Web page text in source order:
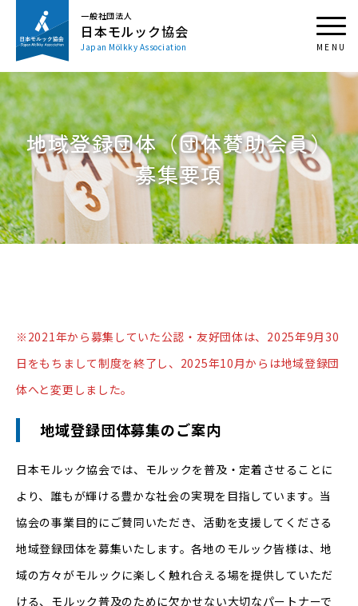
一般社団法人
日本モルック協会
Japan Mölkky Association
地域登録団体（団体賛助会員）
募集要項
※2021年から募集していた公認・友好団体は、2025年9月30
日をもちまして制度を終了し、2025年10月からは地域登録団
体へと変更しました。
地域登録団体募集のご案内
日本モルック協会では、モルックを普及・定着させることに
より、誰もが輝ける豊かな社会の実現を目指しています。当
協会の事業目的にご賛同いただき、活動を支援してくださる
地域登録団体を募集いたします。各地のモルック皆様は、地
域の方々がモルックに楽しく触れ合える場を提供していただ
ける、モルック普及のために欠かせない大切なパートナーで